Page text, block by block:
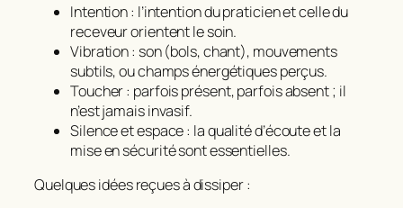
Intention: l’intention du praticien et celle du
receveur orientent le soin.
Vibration: son (bols, chant), mouvements
subtils, ou champs énergétiques perçus.
Toucher: parfois présent, parfois absent ; il
n’est jamais invasif.
Silence et espace: la qualité d’écoute et la
mise en sécurité sont essentielles.
Quelques idées reçues à dissiper :